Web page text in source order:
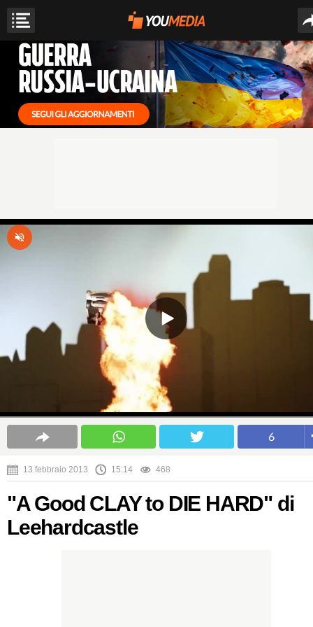
6
13 febbraio 2013 15:14 468
"A Good CLAY to DIE HARD" di
Leehardcastle